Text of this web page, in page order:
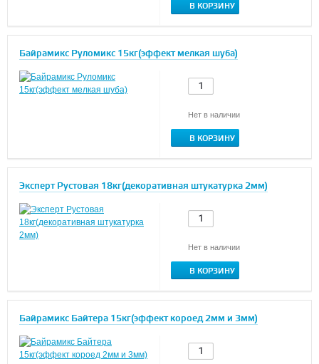
В КОРЗИНУ
Байрамикс Руломикс 15кг(эффект мелкая шуба)
Нет в наличии
В КОРЗИНУ
Эксперт Рустовая 18кг(декоративная штукатурка 2мм)
Нет в наличии
В КОРЗИНУ
Байрамикс Байтера 15кг(эффект короед 2мм и 3мм)